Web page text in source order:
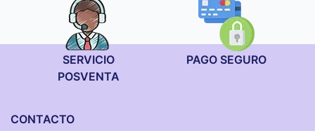
SERVICIO
POSVENTA
PAGO SEGURO
CONTACTO